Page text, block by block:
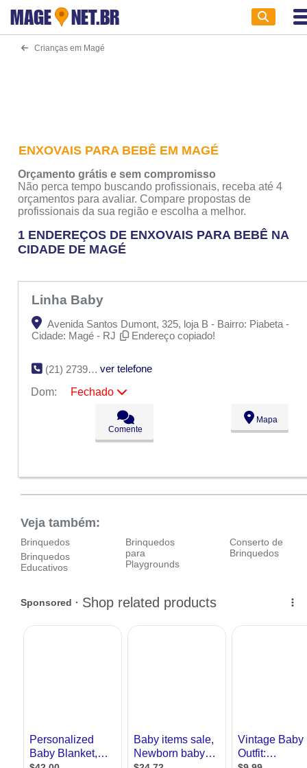
MAGE NET.BR
Crianças em Magé
ENXOVAIS PARA BEBÊ EM MAGÉ
Orçamento grátis e sem compromisso
Não perca tempo buscando profissionais, receba até 4
orçamentos para avaliar. Compare propostas de
profissionais da sua região e escolha a melhor.
1 ENDEREÇOS DE ENXOVAIS PARA BEBÊ NA
CIDADE DE MAGÉ
Linha Baby
Avenida Santos Dumont, 325, loja B - Bairro: Piabeta -
Cidade: Magé - RJ
Endereço copiado!
(21) 2739-1227
ver telefone
Dom:
Fechado
09:00 - 18:00
09:00 - 18:00
09:00 - 18:00
Comente
Mapa
Veja também:
Brinquedos
Brinquedos
Educativos
Brinquedos
para
Playgrounds
Conserto de
Brinquedos